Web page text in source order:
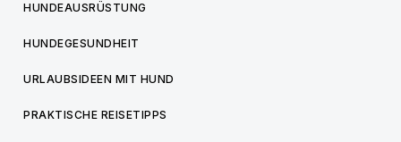
HUNDEAUSRÜSTUNG
HUNDEGESUNDHEIT
URLAUBSIDEEN MIT HUND
PRAKTISCHE REISETIPPS